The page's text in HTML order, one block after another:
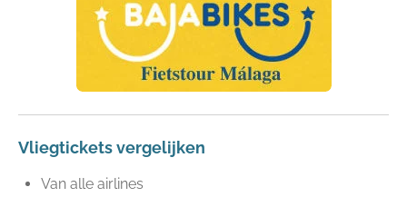
Vliegtickets vergelijken
Van alle airlines